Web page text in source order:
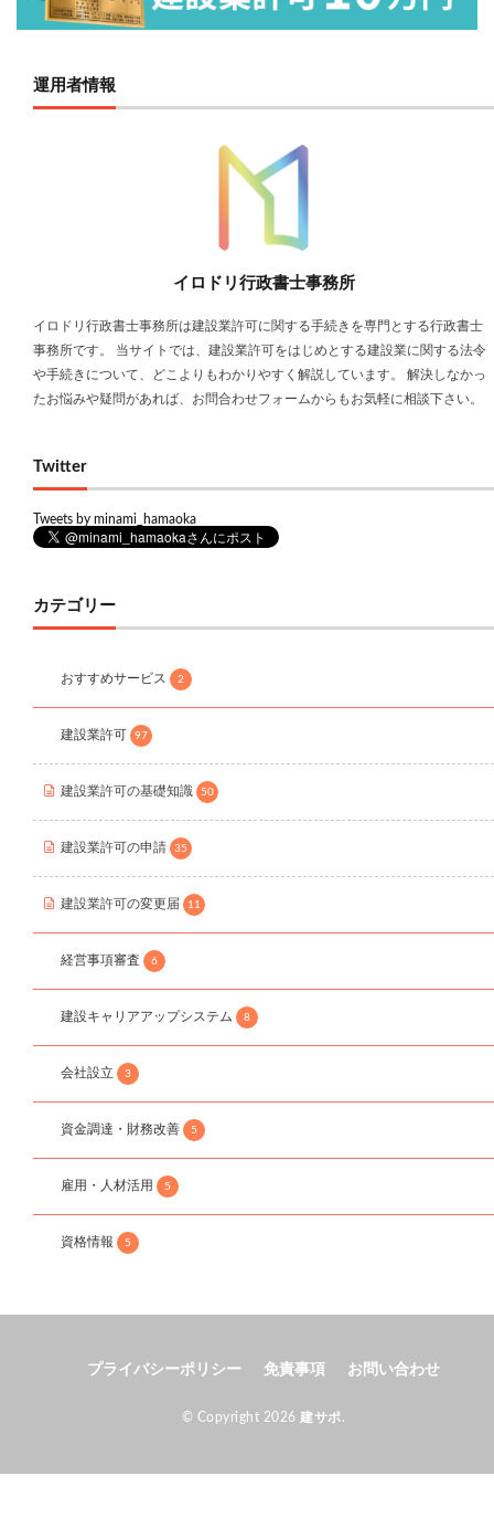
運用者情報
イロドリ行政書士事務所
イロドリ行政書士事務所は建設業許可に関する手続きを専門とする行政書士
事務所です。 当サイトでは、建設業許可をはじめとする建設業に関する法令
や手続きについて、どこよりもわかりやすく解説しています。 解決しなかっ
たお悩みや疑問があれば、お問合わせフォームからもお気軽に相談下さい。
Twitter
Tweets by minami_hamaoka
カテゴリー
おすすめサービス 2
建設業許可 97
建設業許可の基礎知識 50
建設業許可の申請 35
建設業許可の変更届 11
経営事項審査 6
建設キャリアアップシステム 8
会社設立 3
資金調達・財務改善 5
雇用・人材活用 5
資格情報 5
プライバシーポリシー 免責事項 お問い合わせ
© Copyright 2026 建サポ.